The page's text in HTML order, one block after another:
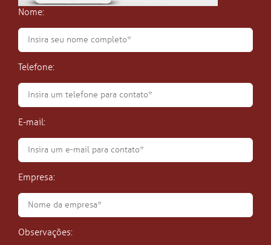
Nome:
Telefone:
E-mail:
Empresa:
Observações: